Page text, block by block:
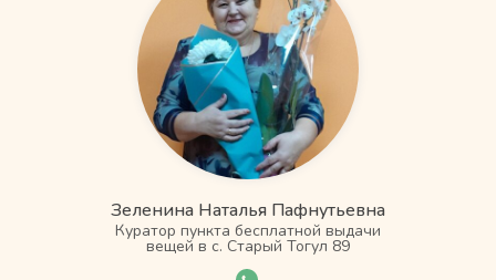
Зеленина Наталья Пафнутьевна
Куратор пункта бесплатной выдачи
вещей в с. Старый Тогул 89